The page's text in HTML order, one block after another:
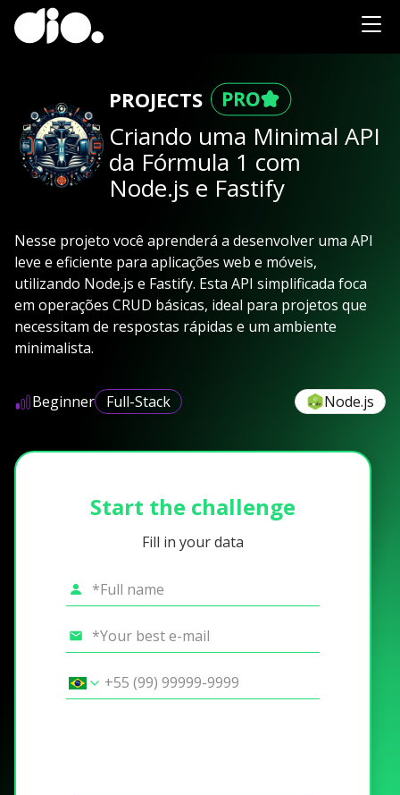
PROJECTS
Criando uma Minimal API
da Fórmula 1 com
Node.js e Fastify
Nesse projeto você aprenderá a desenvolver uma API
leve e eficiente para aplicações web e móveis,
utilizando Node.js e Fastify. Esta API simplificada foca
em operações CRUD básicas, ideal para projetos que
necessitam de respostas rápidas e um ambiente
minimalista.
Beginner Full-Stack Node.js
Start the challenge
Fill in your data